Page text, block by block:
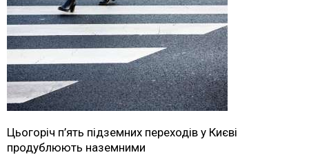
Цьогоріч п’ять підземних переходів у Києві
продублюють наземними